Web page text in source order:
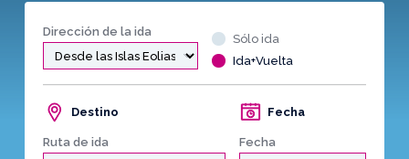
Dirección de la ida
Sólo ida
Ida+Vuelta
Destino
Ruta de ida
Fecha
Fecha